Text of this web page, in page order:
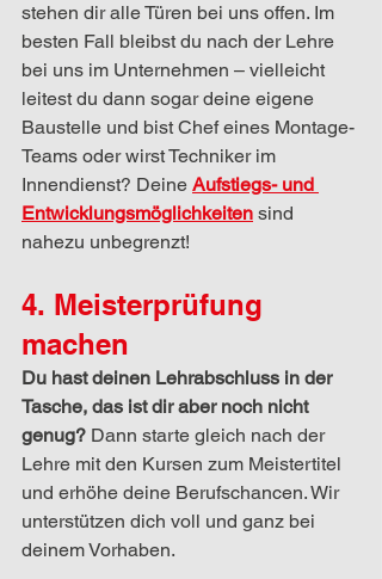
stehen dir alle Türen bei uns offen. Im
besten Fall bleibst du nach der Lehre
bei uns im Unternehmen – vielleicht
leitest du dann sogar deine eigene
Baustelle und bist Chef eines Montage-
Teams oder wirst Techniker im
Innendienst? Deine Aufstiegs- und
Entwicklungsmöglichkeiten sind
nahezu unbegrenzt!
4. Meisterprüfung
machen
Du hast deinen Lehrabschluss in der
Tasche, das ist dir aber noch nicht
genug? Dann starte gleich nach der
Lehre mit den Kursen zum Meistertitel
und erhöhe deine Berufschancen. Wir
unterstützen dich voll und ganz bei
deinem Vorhaben.